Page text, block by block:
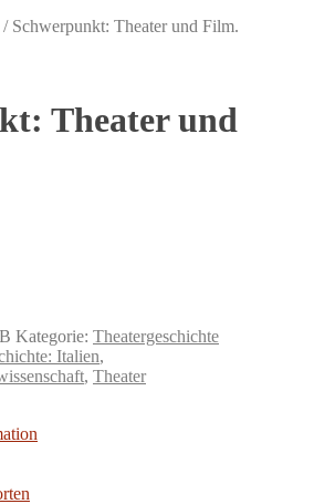
/ Schwerpunkt: Theater und Film.
Theater und
Kategorie: Theatergeschichte
Italien,
, Theater